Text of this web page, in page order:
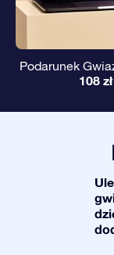
Podarunek
108 zł